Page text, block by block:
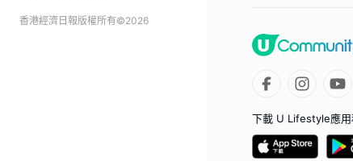
香港經濟日報版權所有©2026
下載 U Lifestyle應用